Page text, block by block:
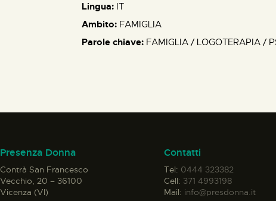
Lingua: IT
Ambito: FAMIGLIA
Parole chiave: FAMIGLIA / LOGOTERAPIA /
Presenza Donna
Contrà San Francesco
Vecchio, 20 – 36100
Vicenza (VI)
Contatti
Tel: 0444 323382
Cell: 371 4993198
Mail: info@presdonna.it